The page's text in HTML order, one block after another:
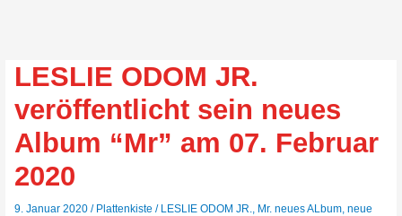
LESLIE ODOM JR.
veröffentlicht sein neues
Album “Mr” am 07. Februar
2020
9. Januar 2020/ Plattenkiste / LESLIE ODOM JR. Mr. neues ALbum ,neue